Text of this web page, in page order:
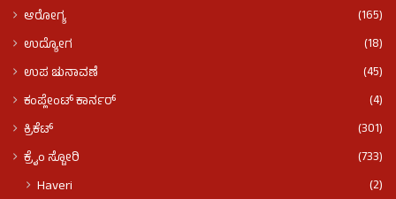
ಆರೋಗ್ಯ
(165)
ಉದ್ಯೋಗ
(18)
ಉಪ ಚುನಾವಣೆ
(45)
ಕಂಪ್ಲೇಂಟ್ ಕಾರ್ನರ್
(4)
ಕ್ರಿಕೆಟ್
(301)
ಕ್ರೈಂ ಸ್ಟೋರಿ
(733)
Haveri (2)